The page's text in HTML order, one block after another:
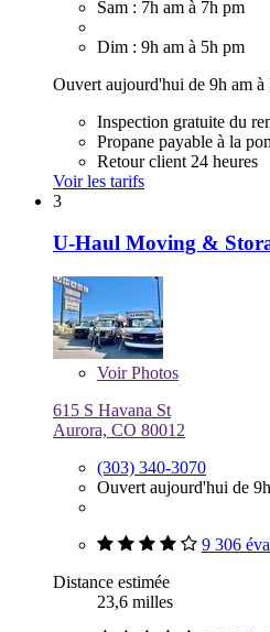
Sam : 7h am à 7h pm
Dim : 9h am à 5h pm
Ouvert aujourd'hui de 9h am à
Inspection gratuite du
Propane payable à la
Retour client 24 heures
Voir les tarifs
3
U-Haul Moving &
VoirPhotos
615 S Havana St
Aurora, CO 80012
(303) 340-3070
Ouvert aujourd'hui de
9 306
Distance estimée
23,6 milles